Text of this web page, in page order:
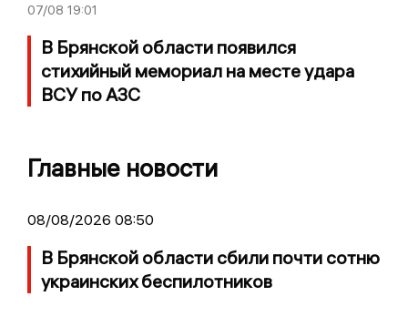
07/08 19:01
В Брянской области появился
стихийный мемориал на месте удара
ВСУ по АЗС
Главные новости
08/08/2026 08:50
В Брянской области сбили почти сотню
украинских беспилотников